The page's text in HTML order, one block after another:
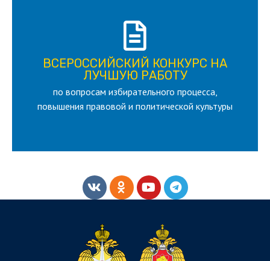
ВСЕРОССИЙСКИЙ КОНКУРС НА
ЛУЧШУЮ РАБОТУ
по вопросам избирательного процесса,
повышения правовой и политической культуры
ВСЕРОССИЙСКИЙ КОНКУРС НА
ЛУЧШУЮ РАБОТУ
для лица старше 18 и моложе 35 лет
ПОДРОБНЕЕ